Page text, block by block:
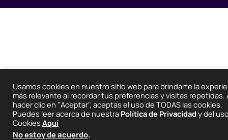
Usamos cookies en nuestro sitio web para brindarte la
más relevante al recordar tus preferencias y visitas repetidas.
hacer clic en "Aceptar", aceptas el uso de TODAS las cookies.
Puedes leer acerca de nuestra Política de Privacidad y del
Cookies Aquí
No estoy de acuerdo.